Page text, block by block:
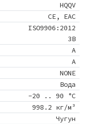
HQQV
CE, EAC
ISO9906:2012
3B
A
A
NONE
Вода
-20 .. 90 °C
998.2 кг/м³
Чугун